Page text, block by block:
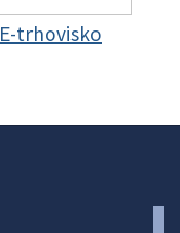
E-trhovisko